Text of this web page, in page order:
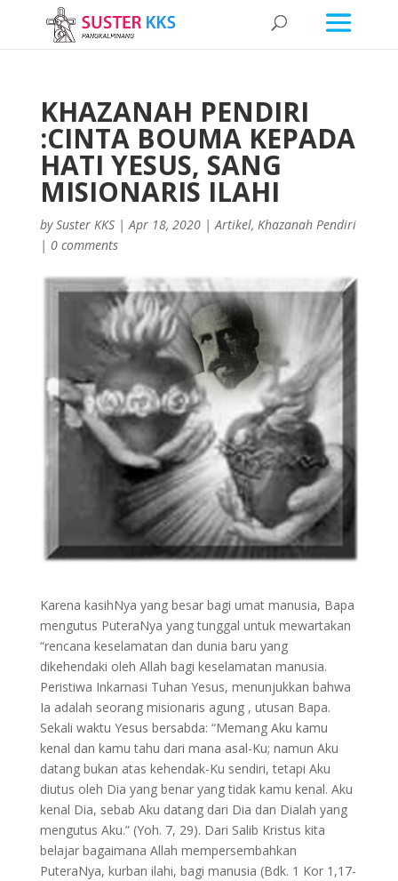
KHAZANAH PENDIRI
:CINTA BOUMA KEPADA
HATI YESUS, SANG
MISIONARIS ILAHI
bySuster KKS|Apr 18, 2020|Artikel, Khazanah Pendiri
| 0 comments
Karena kasihNya yang besar bagi umat manusia, Bapa
mengutus PuteraNya yang tunggal untuk mewartakan
“rencana keselamatan dan dunia baru yang
dikehendaki oleh Allah bagi keselamatan manusia.
Peristiwa Inkarnasi Tuhan Yesus, menunjukkan bahwa
Ia adalah seorang misionaris agung , utusan Bapa.
Sekali waktu Yesus bersabda: “Memang Aku kamu
kenal dan kamu tahu dari mana asal-Ku; namun Aku
datang bukan atas kehendak-Ku sendiri, tetapi Aku
diutus oleh Dia yang benar yang tidak kamu kenal. Aku
kenal Dia, sebab Aku datang dari Dia dan Dialah yang
mengutus Aku.” (Yoh. 7, 29). Dari Salib Kristus kita
belajar bagaimana Allah mempersembahkan
PuteraNya, kurban ilahi, bagi manusia (Bdk. 1 Kor 1,17-